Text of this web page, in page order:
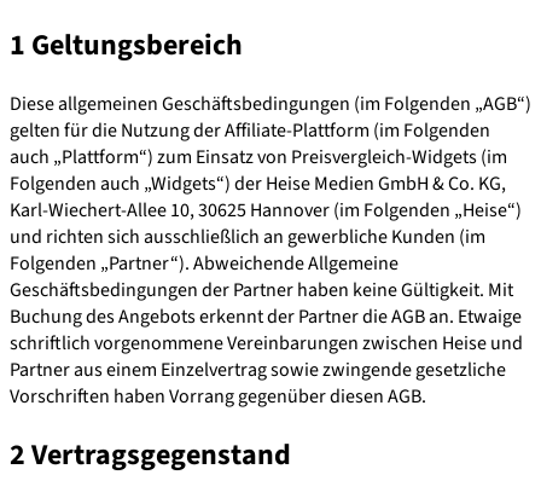
1 Geltungsbereich
Diese allgemeinen Geschäftsbedingungen (im Folgenden „AGB“)
gelten für die Nutzung der Affiliate-Plattform (im Folgenden
auch „Plattform“) zum Einsatz von Preisvergleich-Widgets (im
Folgenden auch „Widgets“) der Heise Medien GmbH & Co. KG,
Karl-Wiechert-Allee 10, 30625 Hannover (im Folgenden „Heise“)
und richten sich ausschließlich an gewerbliche Kunden (im
Folgenden „Partner“). Abweichende Allgemeine
Geschäftsbedingungen der Partner haben keine Gültigkeit. Mit
Buchung des Angebots erkennt der Partner die AGB an. Etwaige
schriftlich vorgenommene Vereinbarungen zwischen Heise und
Partner aus einem Einzelvertrag sowie zwingende gesetzliche
Vorschriften haben Vorrang gegenüber diesen AGB.
2 Vertragsgegenstand